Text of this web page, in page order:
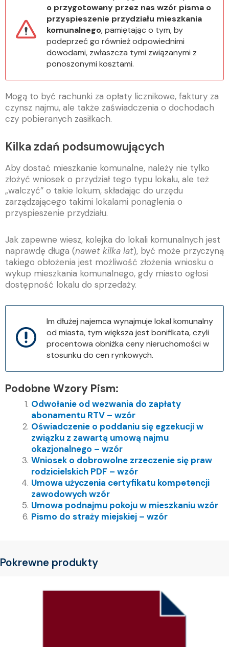
o przygotowany przez nas wzór pisma o
przyspieszenie przydziału mieszkania
komunalnego, pamiętając o tym, by
podeprzeć go również odpowiednimi
dowodami, zwłaszcza tymi związanymi z
ponoszonymi kosztami.
Mogą to być rachunki za opłaty licznikowe, faktury za
czynsz najmu, ale także zaświadczenia o dochodach
czy pobieranych zasiłkach.
Kilka zdań podsumowujących
Aby dostać mieszkanie komunalne, należy nie tylko
złożyć wniosek o przydział tego typu lokalu, ale też
„walczyć” o takie lokum, składając do urzędu
zarządzającego takimi lokalami ponaglenia o
przyspieszenie przydziału.
Jak zapewne wiesz, kolejka do lokali komunalnych jest
naprawdę długa (nawet kilka lat), być może przyczyną
takiego obłożenia jest możliwość złożenia wniosku o
wykup mieszkania komunalnego, gdy miasto ogłosi
dostępność lokalu do sprzedaży.
Im dłużej najemca wynajmuje lokal komunalny
od miasta, tym większa jest bonifikata, czyli
procentowa obniżka ceny nieruchomości w
stosunku do cen rynkowych.
Podobne Wzory Pism:
Odwołanie od wezwania do zapłaty
abonamentu RTV – wzór
Oświadczenie o poddaniu się egzekucji w
związku z zawartą umową najmu
okazjonalnego – wzór
Wniosek o dobrowolne zrzeczenie się praw
rodzicielskich PDF – wzór
Umowa użyczenia certyfikatu kompetencji
zawodowych wzór
Umowa podnajmu pokoju w mieszkaniu wzór
Pismo do straży miejskiej – wzór
Pokrewne produkty